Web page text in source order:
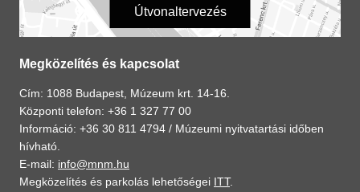
Útvonaltervezés
Megközelítés és kapcsolat
Cím: 1088 Budapest, Múzeum krt. 14-16.
Központi telefon: +36 1 327 77 00
Információ: +36 30 811 4794 / Múzeumi nyitvatartási időben
hívható.
E-mail: info@mnm.hu
Megközelítés és parkolás lehetőségei ITT.